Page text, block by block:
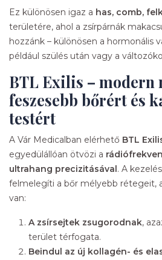
Ez különösen igaz a has, comb,
területére, ahol a zsírpárnák
hozzánk – különösen a hormonális
például szülés után vagy a
BTL Exilis – modern
feszesebb bőrért és
testért
A Vár Medicalban elérhető BTL
egyedülállóan ötvözi a
ultrahang precizitásával . A
felmelegíti a bőr mélyebb rétegeit,
van:
A zsírsejtek zsugorodnak,
terület térfogata.
Beindul az új kollagén- és